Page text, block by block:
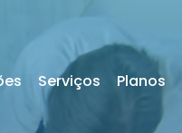
Serviços Planos